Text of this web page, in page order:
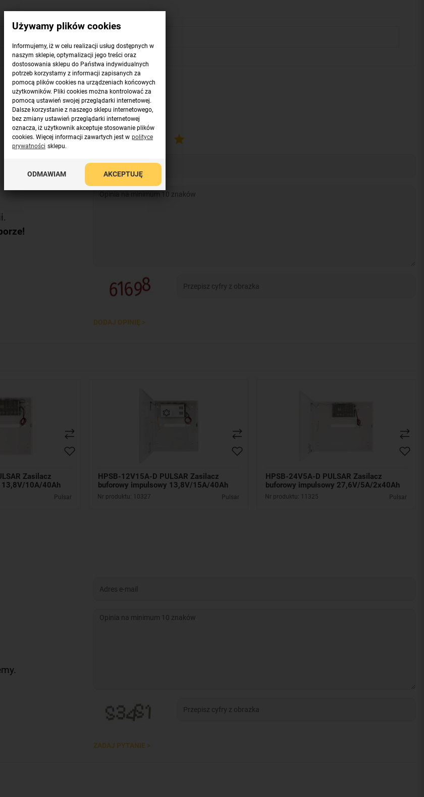
Dodaj opinię
DODAJ OPINIĘ >
Zasilacz
13,8V/10A/40Ah
Pulsar
HPSB-12V15A-D PULSAR Zasilacz
buforowy impulsowy 13,8V/15A/40Ah
Nr produktu: 10327 Pulsar
HPSB-24V5A-D PULSAR Zasilacz
buforowy impulsowy 27,6V/5A/2x40Ah
Nr produktu: 11325 Pulsar
ZADAJ PYTANIE >
Używamy plików cookies
Informujemy, iż w celu realizacji usług dostępnych w
naszym sklepie, optymalizacji jego treści oraz
dostosowania sklepu do Państwa indywidualnych
potrzeb korzystamy z informacji zapisanych za
pomocą plików cookies na urządzeniach końcowych
użytkowników. Pliki cookies można kontrolować za
pomocą ustawień swojej przeglądarki internetowej.
Dalsze korzystanie z naszego sklepu internetowego,
bez zmiany ustawień przeglądarki internetowej
oznacza, iż użytkownik akceptuje stosowanie plików
cookies. Więcej informacji zawartych jest w polityce
prywatności sklepu.
ODMAWIAM AKCEPTUJĘ